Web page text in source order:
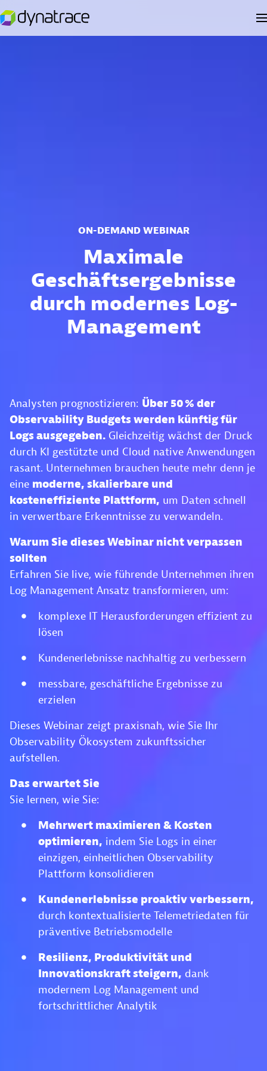
ON-DEMAND WEBINAR
Maximale
Geschäftsergebnisse
durch modernes Log-
Management
Analysten prognostizieren: Über 50 % der
Observability Budgets werden künftig für
Logs ausgegeben. Gleichzeitig wächst der Druck
durch KI gestützte und Cloud native Anwendungen
rasant. Unternehmen brauchen heute mehr denn je
eine moderne, skalierbare und
kosteneffiziente Plattform, um Daten schnell
in verwertbare Erkenntnisse zu verwandeln.
Warum Sie dieses Webinar nicht verpassen
sollten
Erfahren Sie live, wie führende Unternehmen ihren
Log Management Ansatz transformieren, um:
komplexe IT Herausforderungen effizient zu
lösen
Kundenerlebnisse nachhaltig zu verbessern
messbare, geschäftliche Ergebnisse zu
erzielen
Dieses Webinar zeigt praxisnah, wie Sie Ihr
Observability Ökosystem zukunftssicher
aufstellen.
Das erwartet Sie
Sie lernen, wie Sie:
Mehrwert maximieren & Kosten
optimieren, indem Sie Logs in einer
einzigen, einheitlichen Observability
Plattform konsolidieren
Kundenerlebnisse proaktiv verbessern,
durch kontextualisierte Telemetriedaten für
präventive Betriebsmodelle
Resilienz, Produktivität und
Innovationskraft steigern, dank
modernem Log Management und
fortschrittlicher Analytik